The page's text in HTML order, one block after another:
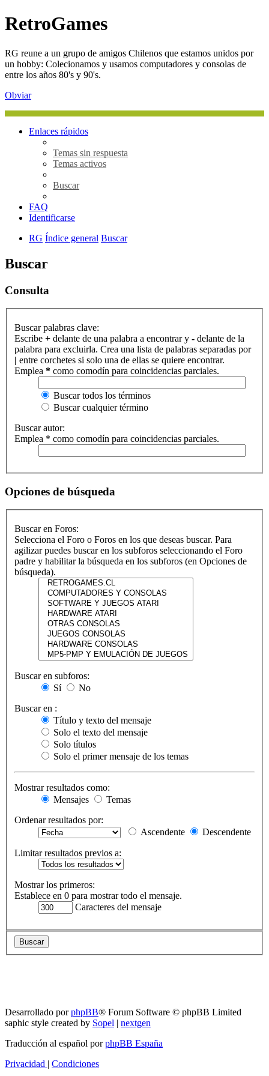
RetroGames
RG reune a un grupo de amigos Chilenos que estamos unidos por
un hobby: Colecionamos y usamos computadores y consolas de
entre los años 80's y 90's.
Obviar
Enlaces rápidos
Temas sin respuesta
Temas activos
Buscar
FAQ
Identificarse
RG Índice general Buscar
Buscar
Consulta
Buscar palabras clave:
Escribe + delante de una palabra a encontrar y - delante de la
palabra para excluirla. Crea una lista de palabras separadas por
| entre corchetes si solo una de ellas se quiere encontrar.
Emplea * como comodín para coincidencias parciales.
Buscar todos los términos
Buscar cualquier término
Buscar autor:
Emplea * como comodín para coincidencias parciales.
Opciones de búsqueda
Buscar en Foros:
Selecciona el Foro o Foros en los que deseas buscar. Para
agilizar puedes buscar en los subforos seleccionando el Foro
padre y habilitar la búsqueda en los subforos (en Opciones de
búsqueda).
Buscar en subforos:
Sí
No
Buscar en :
Título y texto del mensaje
Solo el texto del mensaje
Solo títulos
Solo el primer mensaje de los temas
Mostrar resultados como:
Mensajes
Temas
Ordenar resultados por:
Ascendente
Descendente
Limitar resultados previos a:
Mostrar los primeros:
Establece en 0 para mostrar todo el mensaje.
Caracteres del mensaje
Desarrollado porphpBB® Forum Software © phpBB Limited
saphic style created by Sopel | nextgen
Traducción al español porphpBB España
Privacidad | Condiciones